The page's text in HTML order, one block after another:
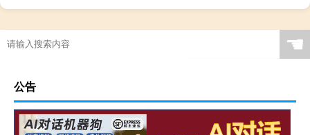
☚
公告